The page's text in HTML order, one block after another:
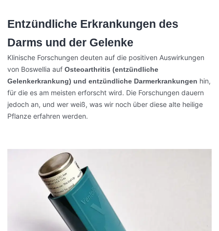
Entzündliche Erkrankungen des
Darms und der Gelenke
Klinische Forschungen deuten auf die positiven Auswirkungen
von Boswellia auf Osteoarthritis (entzündliche
Gelenkerkrankung) und entzündliche Darmerkrankungen hin,
für die es am meisten erforscht wird. Die Forschungen dauern
jedoch an, und wer weiß, was wir noch über diese alte heilige
Pflanze erfahren werden.